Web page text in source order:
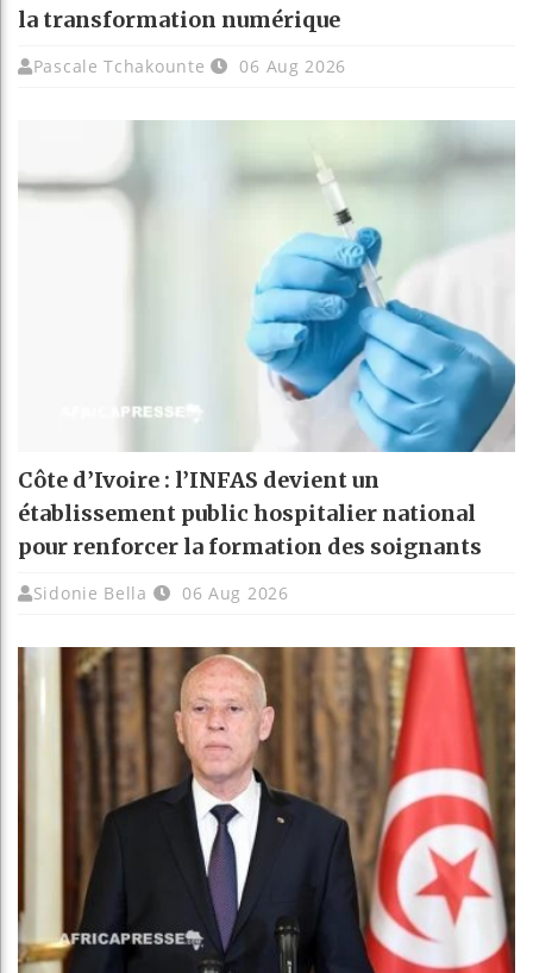
la transformation numérique
Pascale Tchakounte 06 Aug 2026
Côte d’Ivoire : l’INFAS devient un
établissement public hospitalier national
pour renforcer la formation des soignants
Sidonie Bella 06 Aug 2026